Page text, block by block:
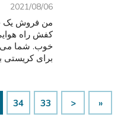
2021/08/06
کفش راه
خوب. شما می
برای کریستی
«
<
33
34